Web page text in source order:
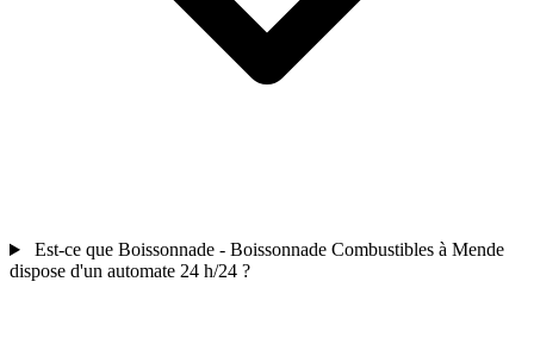
Est-ce que Boissonnade - Boissonnade Combustibles à Mende
dispose d'un automate 24 h/24 ?